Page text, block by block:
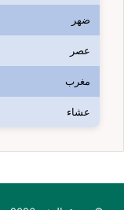
ضهر
عصر
مغرب
عشاء